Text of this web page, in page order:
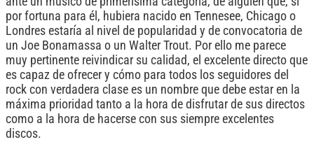
por fortuna para él, hubiera nacido en Tennesee, Chicago o
Londres estaría al nivel de popularidad y de convocatoria de
un Joe Bonamassa o un Walter Trout. Por ello me parece
muy pertinente reivindicar su calidad, el excelente directo que
es capaz de ofrecer y cómo para todos los seguidores del
rock con verdadera clase es un nombre que debe estar en la
máxima prioridad tanto a la hora de disfrutar de sus directos
como a la hora de hacerse con sus siempre excelentes
discos.